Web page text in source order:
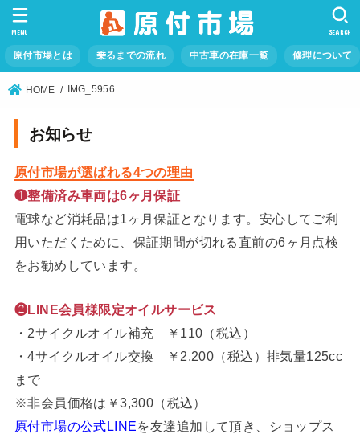
原付市場とは 乗るまでの流れ 中古車の在庫一覧 修理について
SEARCH
MENU
HOME IMG_5956
お知らせ
原付市場が選ばれる4つの理由
❶整備済み車両は6ヶ月保証
電球など消耗品は1ヶ月保証となります。安心してご利
用いただくために、保証期間が切れる直前の6ヶ月点検
をお勧めしています。
❷LINE会員様限定オイルサービス
・2サイクルオイル補充 ￥110（税込）
・4サイクルオイル交換 ￥2,200（税込）排気量125cc
まで
※非会員価格は￥3,300（税込）
原付市場の公式LINEを友達追加して頂き、ショップス